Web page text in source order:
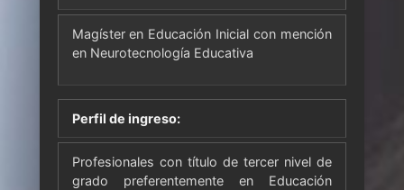
Magíster en Educación Inicial con mención
en Neurotecnología Educativa
Perfil de ingreso:
Profesionales con título de tercer nivel de
grado preferentemente en Educación